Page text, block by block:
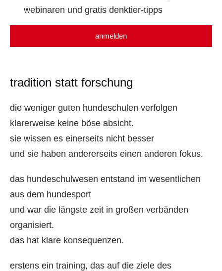
webinaren und gratis denktier-tipps
anmelden
tradition statt forschung
die weniger guten hundeschulen verfolgen
klarerweise keine böse absicht.
sie wissen es einerseits nicht besser
und sie haben andererseits einen anderen fokus.
das hundeschulwesen entstand im wesentlichen
aus dem hundesport
und war die längste zeit in großen verbänden
organisiert.
das hat klare konsequenzen.
erstens ein training, das auf die ziele des